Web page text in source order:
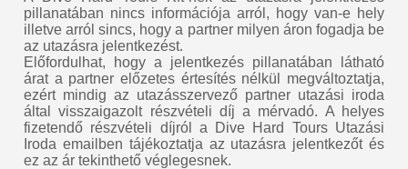
pillanatában nincs információja arról, hogy van-e hely
illetve arról sincs, hogy a partner milyen áron fogadja be
az utazásra jelentkezést.
Előfordulhat, hogy a jelentkezés pillanatában látható
árat a partner előzetes értesítés nélkül megváltoztatja,
ezért mindig az utazásszervező partner utazási iroda
által visszaigazolt részvételi díj a mérvadó. A helyes
fizetendő részvételi díjról a Dive Hard Tours Utazási
Iroda emailben tájékoztatja az utazásra jelentkezőt és
ez az ár tekinthető véglegesnek.